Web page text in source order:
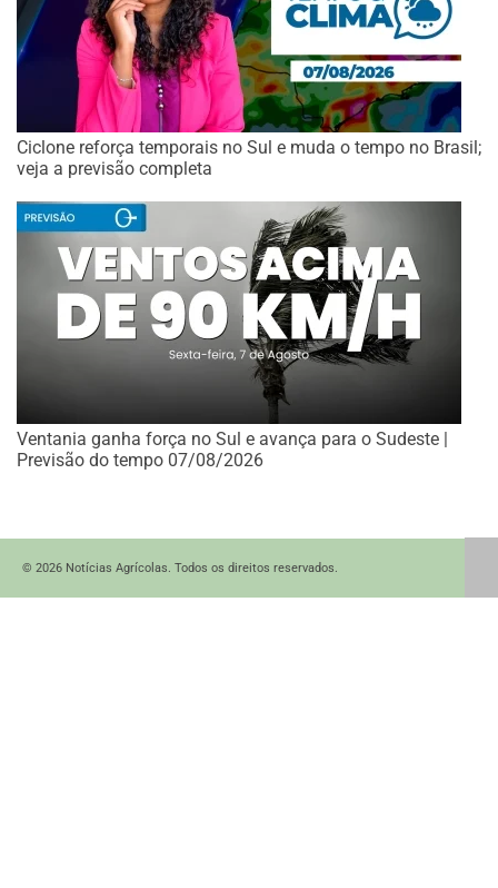
Ciclone reforça temporais no Sul e muda o tempo no Brasil;
veja a previsão completa
Ventania ganha força no Sul e avança para o Sudeste |
Previsão do tempo 07/08/2026
© 2026 Notícias Agrícolas. Todos os direitos reservados.